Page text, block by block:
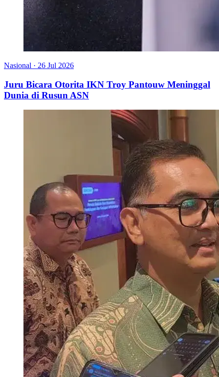
Nasional · 26 Jul 2026
Juru Bicara Otorita IKN Troy Pantouw Meninggal
Dunia di Rusun ASN